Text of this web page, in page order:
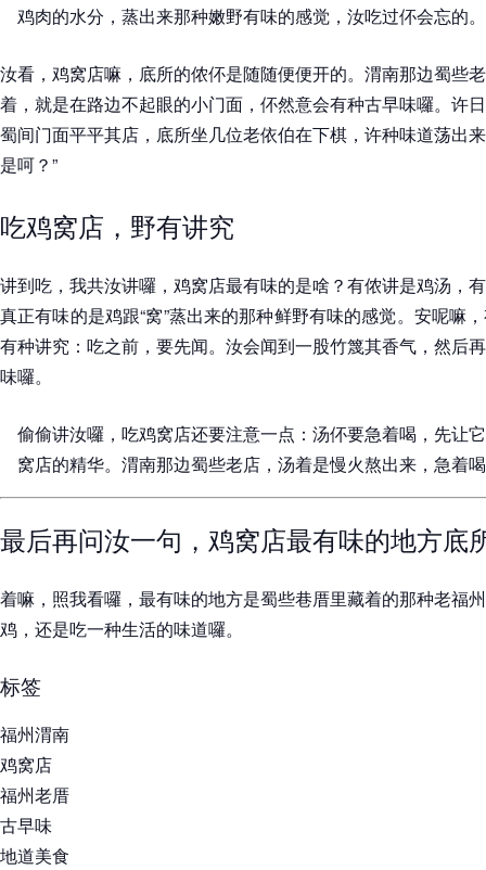
鸡肉的水分，蒸出来那种嫩野有味的感觉，汝吃过伓会忘的。
汝看，鸡窝店嘛，底所的侬伓是随随便便开的。渭南那边蜀些
着，就是在路边不起眼的小门面，伓然意会有种古早味囉。许
蜀间门面平平其店，底所坐几位老依伯在下棋，许种味道荡出
是呵？”
吃鸡窝店，野有讲究
讲到吃，我共汝讲囉，鸡窝店最有味的是啥？有侬讲是鸡汤，
真正有味的是鸡跟“窝”蒸出来的那种鲜野有味的感觉。安呢嘛
有种讲究：吃之前，要先闻。汝会闻到一股竹篾其香气，然后
味囉。
偷偷讲汝囉，吃鸡窝店还要注意一点：汤伓要急着喝，先让
窝店的精华。渭南那边蜀些老店，汤着是慢火熬出来，急着
最后再问汝一句，鸡窝店最有味的地方底
着嘛，照我看囉，最有味的地方是蜀些巷厝里藏着的那种老福
鸡，还是吃一种生活的味道囉。
标签
福州渭南
鸡窝店
福州老厝
古早味
地道美食